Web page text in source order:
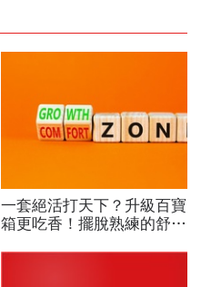
一套絕活打天下？升級百寶
箱更吃香！擺脫熟練的舒適
阱